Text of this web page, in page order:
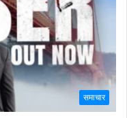
समाचार